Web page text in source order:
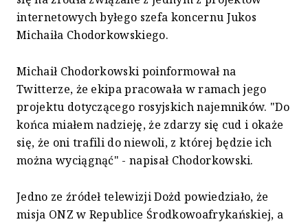
internetowych byłego szefa koncernu Jukos
Michaiła Chodorkowskiego.
Michaił Chodorkowski poinformował na
Twitterze, że ekipa pracowała w ramach jego
projektu dotyczącego rosyjskich najemników. "Do
końca miałem nadzieję, że zdarzy się cud i okaże
się, że oni trafili do niewoli, z której będzie ich
można wyciągnąć" - napisał Chodorkowski.
Jedno ze źródeł telewizji Dożd powiedziało, że
misja ONZ w Republice Środkowoafrykańskiej, a